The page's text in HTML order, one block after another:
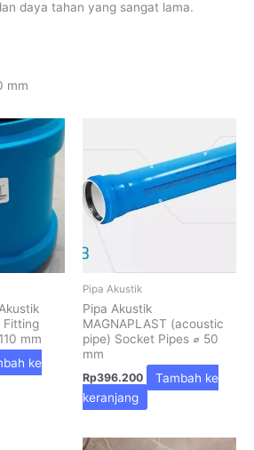
daya tahan yang sangat lama.
mm
Fitting
mm
ke
Pipa Akustik
Pipa Akustik
MAGNAPLAST (acoustic
pipe) Socket Pipes ⌀ 50
mm
Rp396.200
Tambah ke
keranjang